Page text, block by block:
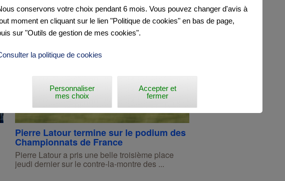
Pierre Latour termine sur le podium des
Championnats de France
Pierre Latour a pris une belle troisième place
jeudi dernier sur le contre-la-montre des ...
conservons votre choix pendant 6 mois. Vous pouvez changer d'avis à
moment en cliquant sur le lien "Politique de cookies" en bas de page,
sur "Outils de gestion de mes cookies".
la politique de cookies
Personnaliser
mes choix
Accepter et
fermer